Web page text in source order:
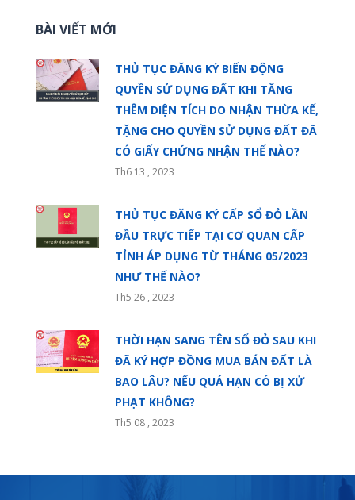
BÀI VIẾT MỚI
THỦ TỤC ĐĂNG KÝ BIẾN ĐỘNG
QUYỀN SỬ DỤNG ĐẤT KHI TĂNG
THÊM DIỆN TÍCH DO NHẬN THỪA KẾ,
TẶNG CHO QUYỀN SỬ DỤNG ĐẤT ĐÃ
CÓ GIẤY CHỨNG NHẬN THẾ NÀO?
Th6 13 , 2023
THỦ TỤC ĐĂNG KÝ CẤP SỔ ĐỎ LẦN
ĐẦU TRỰC TIẾP TẠI CƠ QUAN CẤP
TỈNH ÁP DỤNG TỪ THÁNG 05/2023
NHƯ THẾ NÀO?
Th5 26 , 2023
THỜI HẠN SANG TÊN SỔ ĐỎ SAU KHI
ĐÃ KÝ HỢP ĐỒNG MUA BÁN ĐẤT LÀ
BAO LÂU? NẾU QUÁ HẠN CÓ BỊ XỬ
PHẠT KHÔNG?
Th5 08 , 2023